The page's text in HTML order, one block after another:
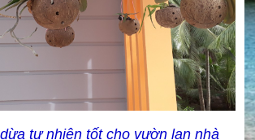
tự nhiên tốt cho vườn lan nhà